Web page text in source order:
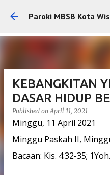
Skip to
Paroki MBSB Kota
KEBANGKITAN
DASAR HIDUP
Published onApril 11, 2021
Minggu, 11 April 2021
Minggu Paskah II,
Bacaan: Kis. 4:32-35;